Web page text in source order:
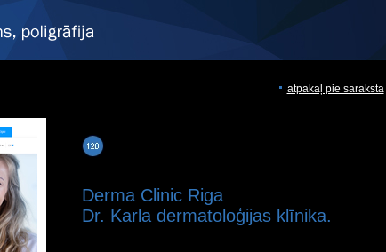
atpakaļ pie saraksta
Derma Clinic Riga
Dr. Karla dermatoloģijas klīnika.